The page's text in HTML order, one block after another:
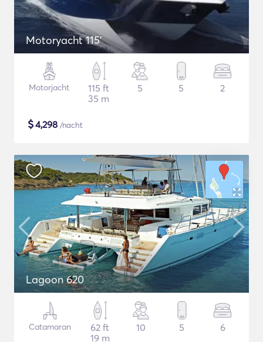
Motoryacht 115'
Motorjacht
115 ft
35 m
5 5 2
$4,298 /nacht
Lagoon 620
Catamaran
62 ft
19 m
10 5 6